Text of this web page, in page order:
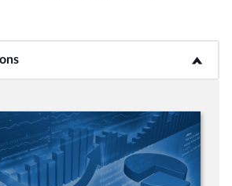
d’informations</b>